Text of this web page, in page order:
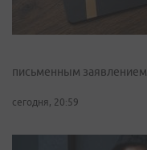
письменным заявлением
сегодня, 20:59